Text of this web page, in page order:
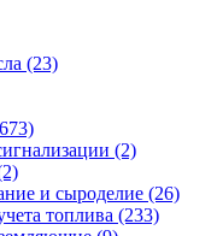
(23)
(2)
и сыроделие (26)
топлива (233)